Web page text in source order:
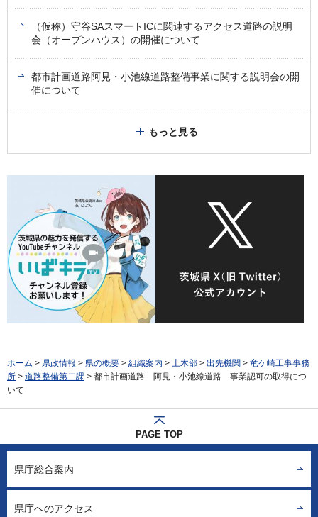
（仮称）守谷SAスマートICに関連するアクセス道路の説明
会（オープンハウス）の開催について
都市計画道路阿見・小池線道路整備事業に関する説明会の開
催について
もっと見る
ホーム > 県政情報 > 県の概要 > 組織案内 > 土木部 > 出先機関 > 竜ケ崎工事事務
所 > 道路整備第二課 > 都市計画道路 阿見・小池線道路 事業認可の取得につ
いて
PAGE TOP
県庁総合案内
県庁へのアクセス